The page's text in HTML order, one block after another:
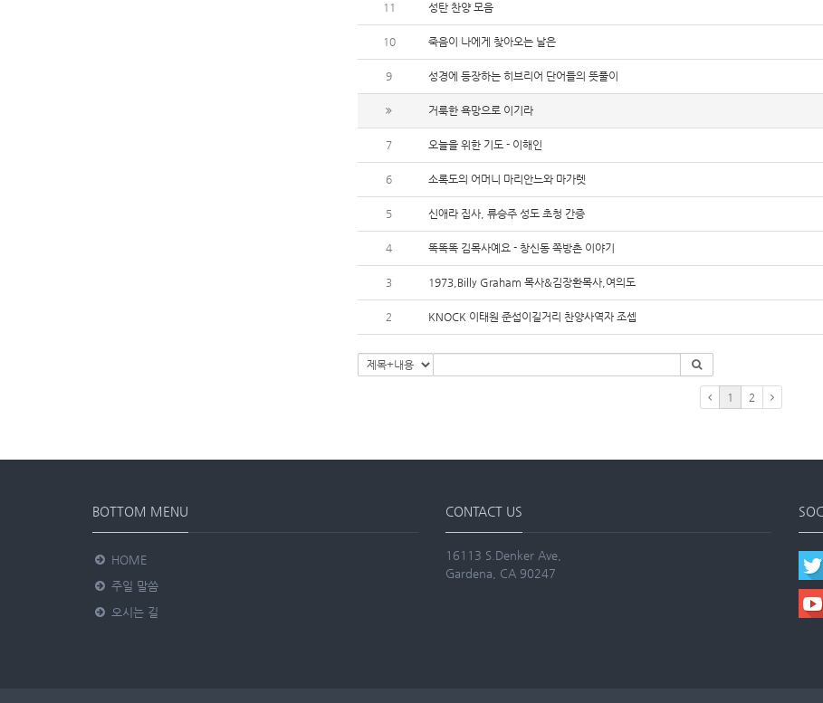
11 성탄 찬양 모음
10 죽음이 나에게 찾아오는 날은
9 성경에 등장하는 히브리어 단어들의 뜻풀이
거룩한 욕망으로 이기라
7 오늘을 위한 기도 - 이해인
6 소록도의 어머니 마리안느와 마가렛
5 신애라 집사, 류승주 성도 초청 간증
4 똑똑똑 김목사예요 - 창신동 쪽방촌 이야기
3 1973,Billy Graham 목사&김장환목사,여의도
2 KNOCK 이태원 준섭이길거리 찬양사역자 조셉
1 2
BOTTOM MENU
HOME
주일 말씀
오시는 길
CONTACT US
16113 S.Denker Ave,
Gardena, CA 90247